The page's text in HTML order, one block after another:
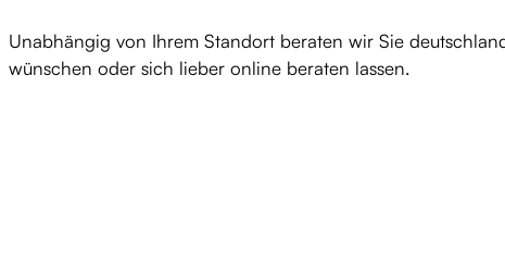
Unabhängig von Ihrem Standort beraten wir Sie
wünschen oder sich lieber online beraten lassen.